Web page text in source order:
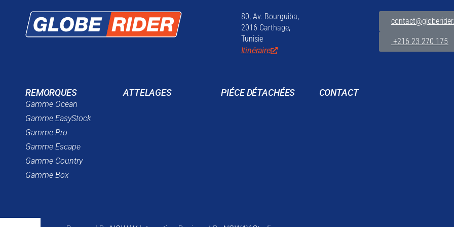
80, Av. Bourguiba,
2016 Carthage,
Tunisie
Itinéraire
+216 23 270 175
REMORQUES
Gamme Ocean
Gamme EasyStock
Gamme Pro
Gamme Escape
Gamme Country
Gamme Box
ATTELAGES PIÉCE DÉTACHÉES CONTACT